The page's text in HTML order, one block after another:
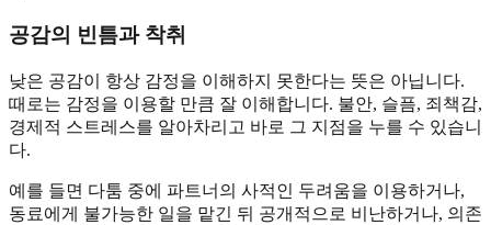
공감의 빈틈과 착취
낮은 공감이 항상 감정을 이해하지 못한다는 뜻은 아닙니다.
때로는 감정을 이용할 만큼 잘 이해합니다. 불안, 슬픔, 죄책감,
경제적 스트레스를 알아차리고 바로 그 지점을 누를 수 있습니
다.
예를 들면 다툼 중에 파트너의 사적인 두려움을 이용하거나,
동료에게 불가능한 일을 맡긴 뒤 공개적으로 비난하거나, 의존